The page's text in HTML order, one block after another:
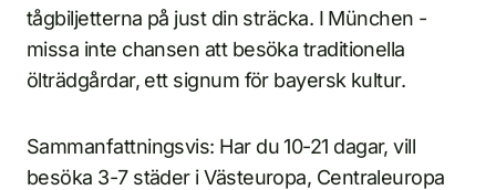
tågbiljetterna på just din sträcka. I München -
missa inte chansen att besöka traditionella
ölträdgårdar, ett signum för bayersk kultur.
Sammanfattningsvis: Har du 10-21 dagar, vill
besöka 3-7 städer i Västeuropa, Centraleuropa